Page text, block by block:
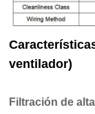
ventilador)
Filtración de